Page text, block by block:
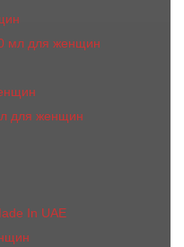
мл для женщин
для женщин
In UAE